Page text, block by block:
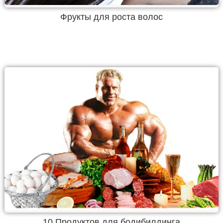
Фрукты для роста волос